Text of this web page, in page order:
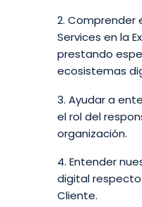
2. Comprender
Services en la
prestando
ecosistemas
3. Ayudar a
el rol del
organización.
4. Entender
digital respecto
Cliente.